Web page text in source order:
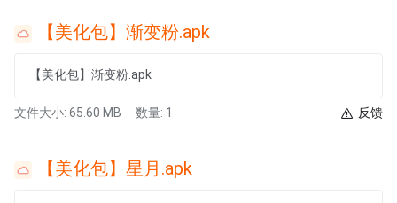
【美化包】渐变粉.apk
【美化包】渐变粉.apk
文件大小: 65.60 MB 数量: 1 反馈
【美化包】星月.apk